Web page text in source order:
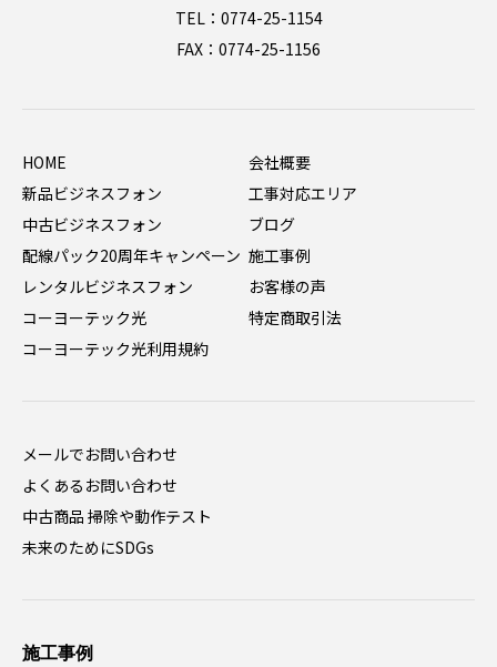
TEL：0774-25-1154
FAX：0774-25-1156
HOME
新品ビジネスフォン
中古ビジネスフォン
配線パック20周年キャンペーン
レンタルビジネスフォン
コーヨーテック光
コーヨーテック光利用規約
会社概要
工事対応エリア
ブログ
施工事例
お客様の声
特定商取引法
メールでお問い合わせ
よくあるお問い合わせ
中古商品 掃除や動作テスト
未来のためにSDGs
施工事例